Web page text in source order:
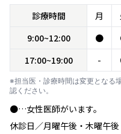
診療時間 月
9:00~12:00
●
17:00~19:00
-
※担当医・診療時間は変更となる
認ください。
●…女性医師がいます。
休診日／月曜午後・木曜午